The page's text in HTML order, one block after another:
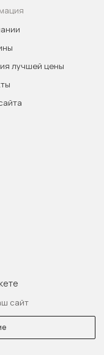
лучшей цены
сайт